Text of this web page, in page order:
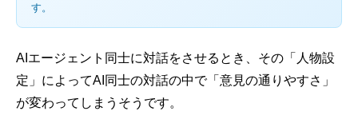
す。
AIエージェント同士に対話をさせるとき、その「人物設
定」によってAI同士の対話の中で「意見の通りやすさ」
が変わってしまうそうです。